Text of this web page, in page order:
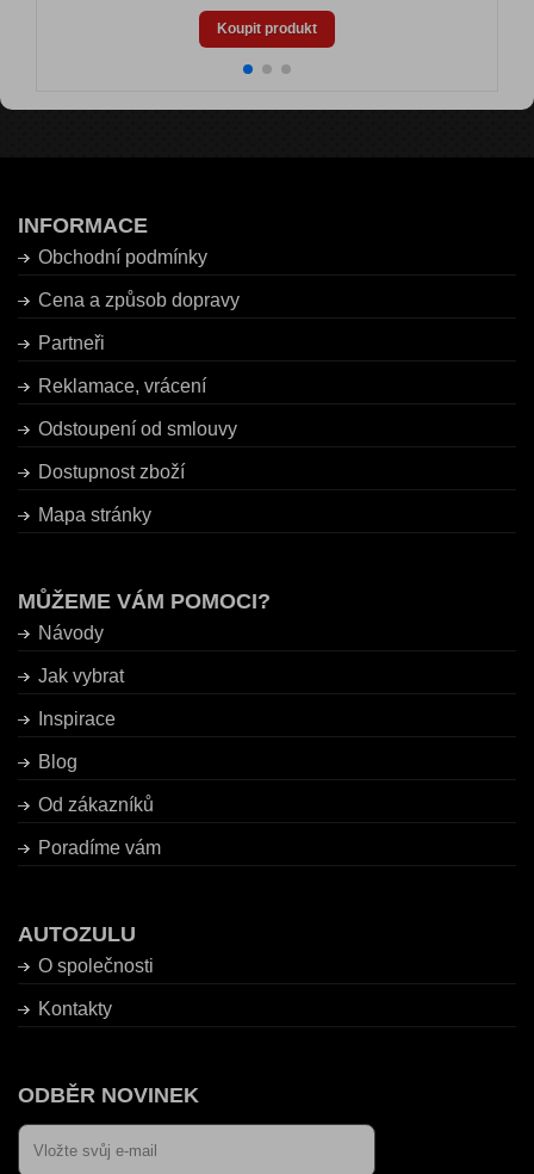
Koupit produkt
INFORMACE
Obchodní podmínky
Cena a způsob dopravy
Partneři
Reklamace, vrácení
Odstoupení od smlouvy
Dostupnost zboží
Mapa stránky
MŮŽEME VÁM POMOCI?
Návody
Jak vybrat
Inspirace
Blog
Od zákazníků
Poradíme vám
AUTOZULU
O společnosti
Kontakty
ODBĚR NOVINEK